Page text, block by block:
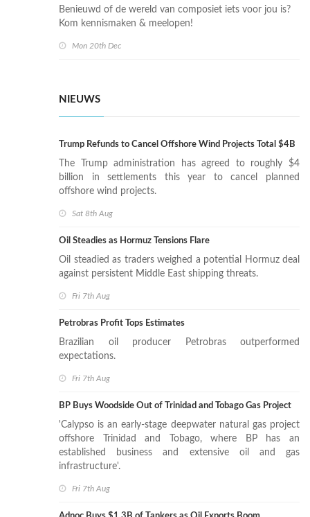
Benieuwd of de wereld van composiet iets voor jou is?
Kom kennismaken & meelopen!
Mon 20th Dec
NIEUWS
Trump Refunds to Cancel Offshore Wind Projects Total $4B
The Trump administration has agreed to roughly $4
billion in settlements this year to cancel planned
offshore wind projects.
Sat 8th Aug
Oil Steadies as Hormuz Tensions Flare
Oil steadied as traders weighed a potential Hormuz deal
against persistent Middle East shipping threats.
Fri 7th Aug
Petrobras Profit Tops Estimates
Brazilian oil producer Petrobras outperformed
expectations.
Fri 7th Aug
BP Buys Woodside Out of Trinidad and Tobago Gas Project
'Calypso is an early-stage deepwater natural gas project
offshore Trinidad and Tobago, where BP has an
established business and extensive oil and gas
infrastructure'.
Fri 7th Aug